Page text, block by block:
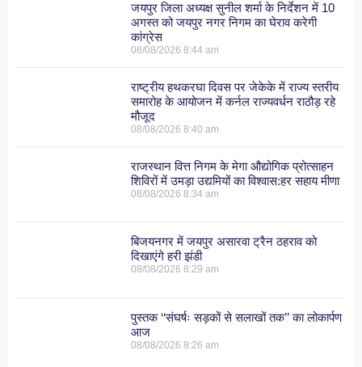
जयपुर जिला अध्यक्ष सुनील शर्मा के निर्देशन में 10
अगस्त को जयपुर नगर निगम का घेराव करेगी
कांग्रेस
08/08/20268:44 am
राष्ट्रीय हथकरघा दिवस पर जेकेके में राज्य स्तरीय
समारोह के आयोजन में कर्नल राज्यवर्धन राठौड़ रहे
मौजूद
08/08/20268:40 am
राजस्थान वित्त निगम के मेगा औद्योगिक प्रोत्साहन
शिविरों में उमड़ा उद्यमियों का विश्वास:हर सहाय मीणा
08/08/20268:34 am
बिजयनगर में जयपुर असारवा ट्रैन ठहराव को
दिखाएंगे हरी झंडी
08/08/20268:29 am
पुस्तक ‘‘संघर्षः सड़कों से सलाखों तक’’ का लोकार्पण
आज
08/08/20268:26 am